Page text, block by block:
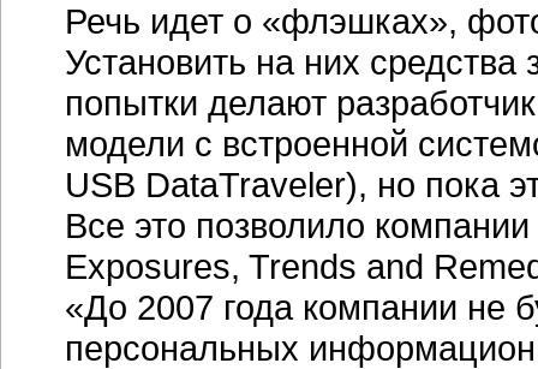
Речь идет о «флэшках»,
Установить на них
попытки делают
модели с встроенной
USB DataTraveler), но пока
Все это позволило
Exposures, Trends and
«До 2007 года компании не
персональных